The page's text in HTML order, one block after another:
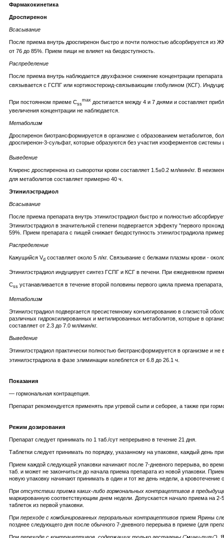
Фармакокинетика
Дроспиренон
Всасывание
После приема внутрь дроспиренон быстро и почти полностью абсорбируется из
от 76 до 85%. Прием пищи не влияет на биодоступность.
Распределение
После приема внутрь наблюдается двухфазное снижение концентрации
связывается с ГСПГ или кортикостероид-связывающим глобулином (КСГ).
При постоянном приеме Css
max достигается между 4 и 7 днями и составляет
увеличения концентрации не наблюдается.
Метаболизм
Дроспиренон биотрансформируется в организме с образованием метаболитов,
дроспиренон-3-сульфат, которые образуются без участия изоферментов системы
Выведение
Клиренс дроспиренона из сыворотки крови составляет 1.5±0.2 мл/мин/кг. В
для метаболитов составляет примерно 40 ч.
Этинилэстрадиол
Всасывание
После приема препарата внутрь этинилэстрадиол быстро и полностью
Этинилэстрадиол в значительной степени подвергается эффекту "первого
59%. Прием препарата с пищей снижает биодоступность этинилэстрадиола
Распределение
Кажущийся Vd составляет около 5 л/кг. Связывание с белками плазмы крови -
Этинилэстрадиол индуцирует синтез ГСПГ и КСГ в печени. При ежедневном
Css устанавливается в течение второй половины первого цикла приема
Метаболизм
Этинилэстрадиол подвергается пресистемному конъюгированию в слизистой
различных гидроксилированных и метилированных метаболитов, которые в
составляет от 2.3 до 7.0 мл/мин/кг.
Выведение
Этинилэстрадиол практически полностью биотрансформируется в организме и
этинилэстрадиола в фазе элиминации колеблется от 6.8 до 26.1 ч.
Показания
— гормональная контрацепция.
Препарат рекомендуется применять при угревой сыпи и себорее, а также при
Режим дозирования
Препарат следует принимать по 1 таб./сут непрерывно в течение 21 дня.
Таблетки следует принимать по порядку, указанному на упаковке, каждый день
Прием каждой следующей упаковки начинают после 7-дневного перерыва, во
таб. и может не закончиться до начала приема препарата из новой упаковки.
новую упаковку начинают принимать в один и тот же день недели, а
При отсутствии приема каких-либо гормональных контрацептивов в
маркированную соответствующим днем недели. Допускается начало приема на
таблеток из первой упаковки.
При переходе с комбинированных пероральных контрацептивов прием Ярины
позднее следующего дня после обычного 7-дневного перерыва в приеме (для
При переходе с контрацептивов, содержащих только гестагены ("мини-пили") ,